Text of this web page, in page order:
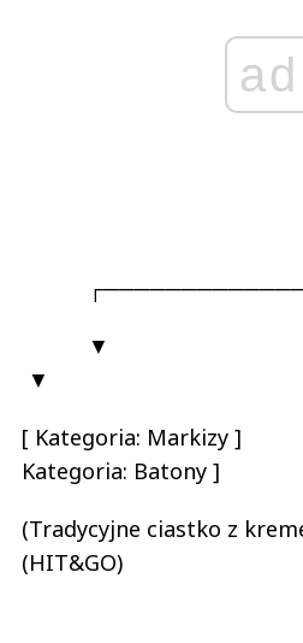
ad
▼
[ Kategoria:
Kategoria: Batony ]
(Tradycyjne
(HIT&GO)